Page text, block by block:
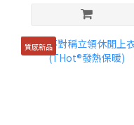
質感新品